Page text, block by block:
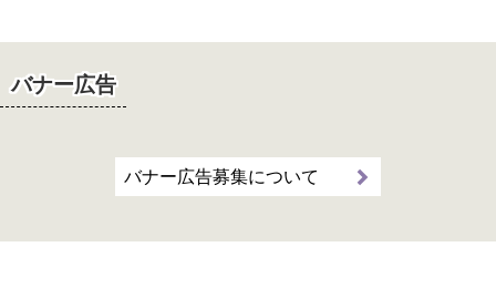
バナー広告
バナー広告募集について